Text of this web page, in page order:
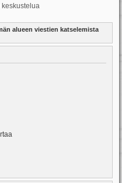
alueen viestien katselemista